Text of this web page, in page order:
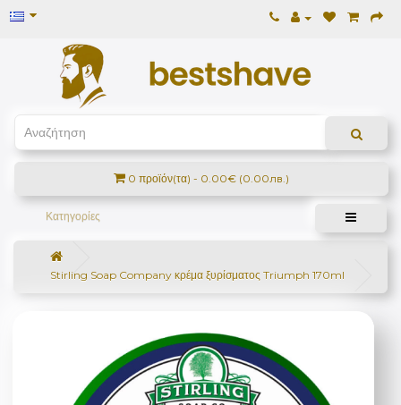
0 προϊόν(τα) - 0.00€ (0.00лв.)
Κατηγορίες
Stirling Soap Company κρέμα ξυρίσματος Triumph 170ml